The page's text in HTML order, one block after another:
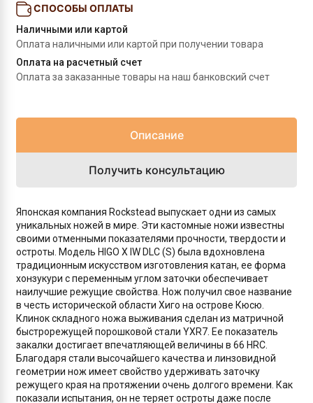
СПОСОБЫ ОПЛАТЫ
Наличными или картой
Оплата наличными или картой при получении товара
Оплата на расчетный счет
Оплата за заказанные товары на наш банковский счет
Описание
Получить консультацию
Японская компания Rockstead выпускает одни из самых
уникальных ножей в мире. Эти кастомные ножи известны
своими отменными показателями прочности, твердости и
остроты. Модель HIGO X IW DLC (S) была вдохновлена
традиционным искусством изготовления катан, ее форма
хонзукури с переменным углом заточки обеспечивает
наилучшие режущие свойства. Нож получил свое название
в честь исторической области Хиго на острове Кюсю.
Клинок складного ножа выживания сделан из матричной
быстрорежущей порошковой стали YXR7. Ее показатель
закалки достигает впечатляющей величины в 66 HRC.
Благодаря стали высочайшего качества и линзовидной
геометрии нож имеет свойство удерживать заточку
режущего края на протяжении очень долгого времени. Как
показали испытания, он не теряет остроты даже после